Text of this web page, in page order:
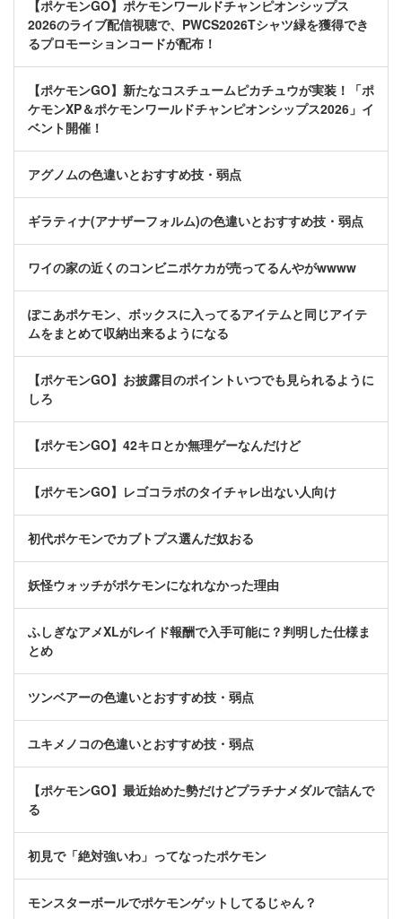
【ポケモンGO】ポケモンワールドチャンピオンシップス
2026のライブ配信視聴で、PWCS2026Tシャツ緑を獲得でき
るプロモーションコードが配布！
【ポケモンGO】新たなコスチュームピカチュウが実装！「ポ
ケモンXP＆ポケモンワールドチャンピオンシップス2026」イ
ベント開催！
アグノムの色違いとおすすめ技・弱点
ギラティナ(アナザーフォルム)の色違いとおすすめ技・弱点
ワイの家の近くのコンビニポケカが売ってるんやがwwww
ぽこあポケモン、ボックスに入ってるアイテムと同じアイテ
ムをまとめて収納出来るようになる
【ポケモンGO】お披露目のポイントいつでも見られるように
しろ
【ポケモンGO】42キロとか無理ゲーなんだけど
【ポケモンGO】レゴコラボのタイチャレ出ない人向け
初代ポケモンでカブトプス選んだ奴おる
妖怪ウォッチがポケモンになれなかった理由
ふしぎなアメXLがレイド報酬で入手可能に？判明した仕様ま
とめ
ツンベアーの色違いとおすすめ技・弱点
ユキメノコの色違いとおすすめ技・弱点
【ポケモンGO】最近始めた勢だけどプラチナメダルで詰んで
る
初見で「絶対強いわ」ってなったポケモン
モンスターボールでポケモンゲットしてるじゃん？